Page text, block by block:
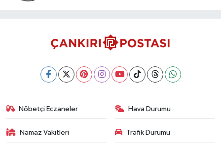
Nöbetçi Eczaneler Hava Durumu
Namaz Vakitleri Trafik Durumu